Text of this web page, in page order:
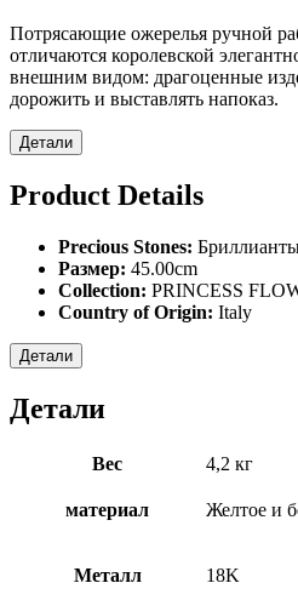
Потрясающие ожерелья ручной
отличаются королевской
внешним видом: драгоценные
дорожить и выставлять напоказ.
Детали
Product Details
Precious Stones:
Размер: 45.00cm
Collection: PRINCESS
Country of Origin: Italy
Детали
Детали
Вес 4,2 кг
материал Желтое и
Металл 18Κ